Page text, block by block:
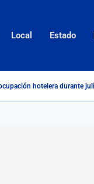
Local Estado
hotelera durante